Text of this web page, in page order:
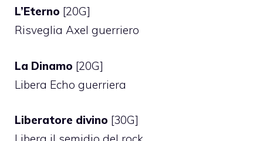
L’Eterno [20G]
Risveglia Axel guerriero
La Dinamo [20G]
Libera Echo guerriera
Liberatore divino [30G]